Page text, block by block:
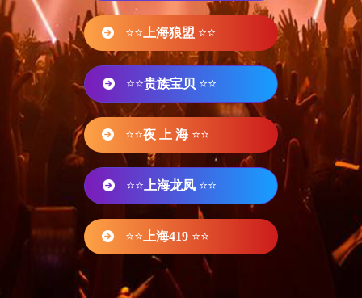
⭐⭐ 上海狼盟 ⭐⭐
⭐⭐贵族宝贝 ⭐⭐
⭐⭐夜 上 海 ⭐⭐
⭐⭐ 上海龙凤 ⭐⭐
⭐⭐ 上海419 ⭐⭐